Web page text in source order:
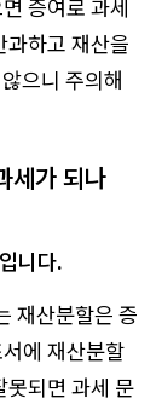
증여로 과세
과하고 재산을
으니 주의해
세가 되나
니다.
재산분할은 증
에 재산분할
못되면 과세 문